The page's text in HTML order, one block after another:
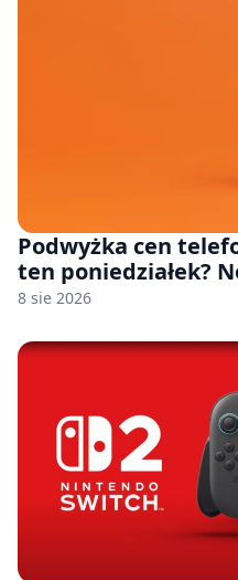
Podwyżka cen
ten poniedziałek?
8 sie 2026